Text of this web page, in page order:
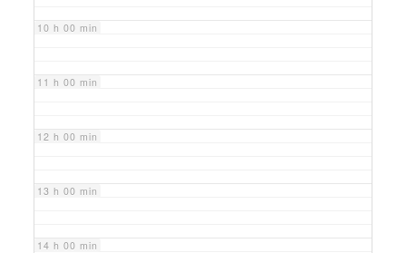
10 h 00 min
11 h 00 min
12 h 00 min
13 h 00 min
14 h 00 min